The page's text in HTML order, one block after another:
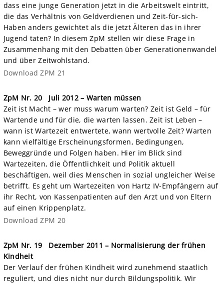
dass eine junge Generation jetzt in die Arbeitswelt eintritt,
die das Verhältnis von Geldverdienen und Zeit-für-sich-
Haben anders gewichtet als die jetzt Älteren das in ihrer
Jugend taten? In diesem ZpM stellen wir diese Frage in
Zusammenhang mit den Debatten über Generationenwandel
und über Zeitwohlstand.
Download ZPM 21
ZpM Nr. 20
Juli 2012 – Warten müssen
Zeit ist Macht – wer muss warum warten? Zeit ist Geld – für
Wartende und für die, die warten lassen. Zeit ist Leben –
wann ist Wartezeit entwertete, wann wertvolle Zeit? Warten
kann vielfältige Erscheinungsformen, Bedingungen,
Beweggründe und Folgen haben. Hier im Blick sind
Wartezeiten, die Öffentlichkeit und Politik aktuell
beschäftigen, weil dies Menschen in sozial ungleicher Weise
betrifft. Es geht um Wartezeiten von Hartz IV-Empfängern auf
ihr Recht, von Kassenpatienten auf den Arzt und von Eltern
auf einen Krippenplatz.
Download ZPM 20
ZpM Nr. 19
Dezember 2011 – Normalisierung der frühen
Kindheit
Der Verlauf der frühen Kindheit wird zunehmend staatlich
reguliert, und dies nicht nur durch Bildungspolitik. Wir